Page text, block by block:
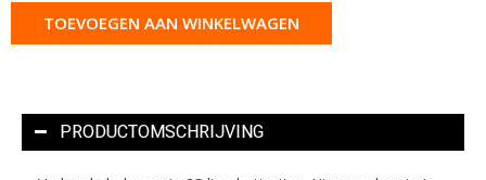
TOEVOEGEN AAN WINKELWAGEN
PRODUCTOMSCHRIJVING